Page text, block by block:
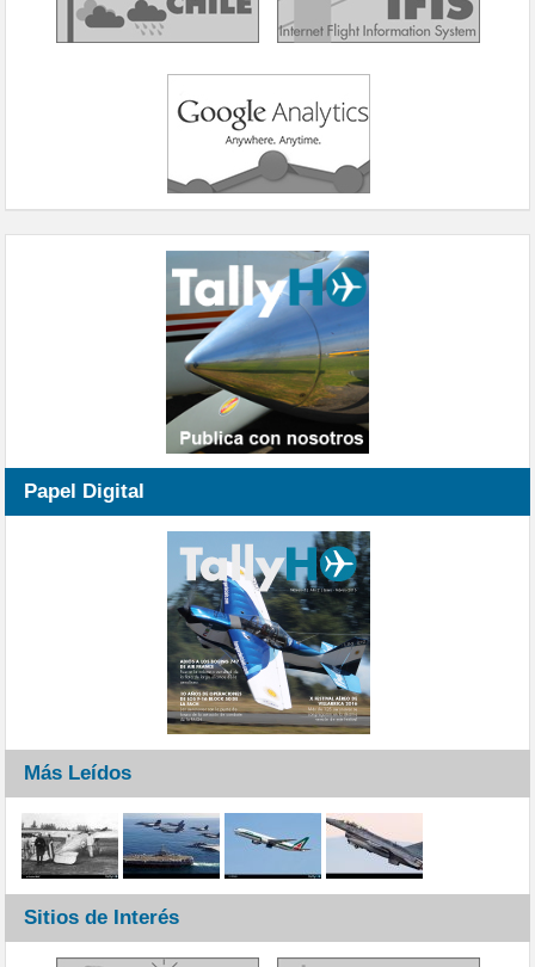
Papel Digital
Más Leídos
Sitios de Interés